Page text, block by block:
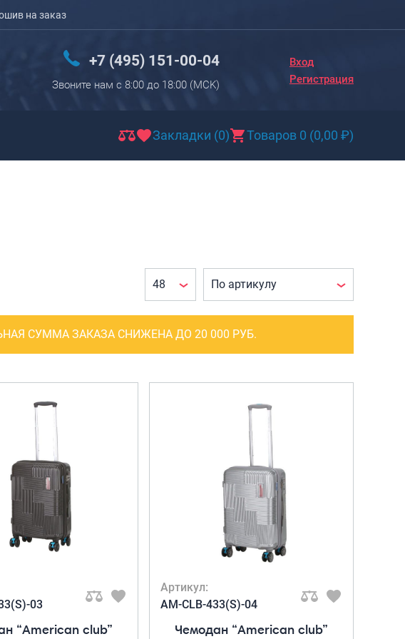
на заказ
+7 (495) 151-00-04
Звоните нам с 8:00 до 18:00 (МCK)
Вход
Регистрация
Закладки (0) Товаров 0 (0,00 ₽)
Новинки
Чемоданы на колесах
чемоданов
Бьюти-кейсы
Сумки деловые
Сумки поясные
Сумки пляжные
Сумки для ноутбуков
Сумки-тележки хозяйственные
Сумки детские
Рюкзаки
СУММА ЗАКАЗА СНИЖЕНА ДО 20 000 РУБ.
03
“American club”
Артикул:
AM-CLB-433(S)-04
Чемодан “American club”